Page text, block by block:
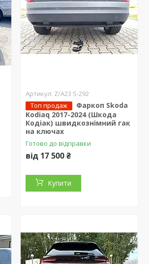
Z/A23 S-292
Топ продаж
Фаркоп Skoda
Kodiaq 2017-2024 (Шкода
Кодіак) швидкознімний гак
на ключах
Готово до відправки
від 17 500 ₴
Купити